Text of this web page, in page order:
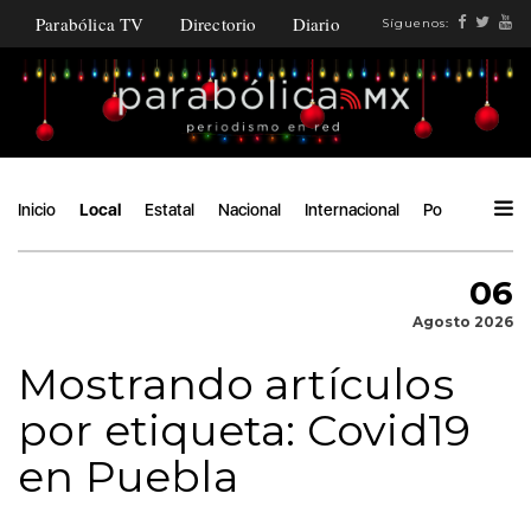
Parabólica TV Directorio Diario Síguenos:
Inicio Local Estatal Nacional Internacional Política
06
Agosto 2026
Mostrando artículos
por etiqueta: Covid19
en Puebla